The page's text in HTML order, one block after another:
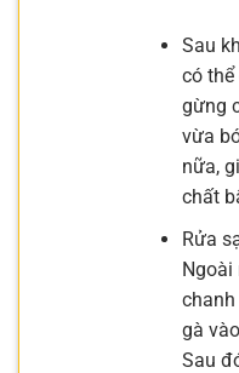
Sau
có
gừng
vừa
nữa,
chất
Rửa
Ngoài
gà
Sau